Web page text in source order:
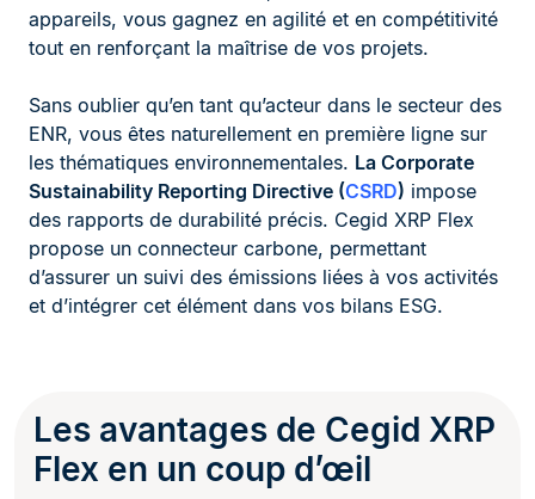
appareils, vous gagnez en agilité et en compétitivité
tout en renforçant la maîtrise de vos projets.
Sans oublier qu’en tant qu’acteur dans le secteur des
ENR, vous êtes naturellement en première ligne sur
les thématiques environnementales. La Corporate
Sustainability Reporting Directive (CSRD) impose
des rapports de durabilité précis. Cegid XRP Flex
propose un connecteur carbone, permettant
d’assurer un suivi des émissions liées à vos activités
et d’intégrer cet élément dans vos bilans ESG.
Les avantages de Cegid XRP
Flex en un coup d’œil